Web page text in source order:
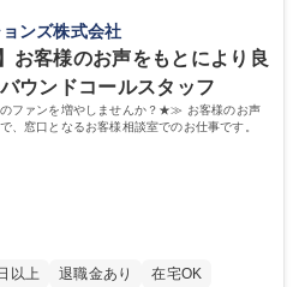
事務 ※未経験可
、能動的なサポート、改善の動きも期
トとして、チームに貢献し、結果的に
できます。平均19:30の退勤以降の業
ハリのある働き方となります。 学
大 語学力： 資格：
ンズ株式会社
お客様のお声をもとにより良
ウンドコールスタッフ
ファンを増やしませんか？★≫ お客様のお声
、窓口となるお客様相談室でのお仕事です。
以上 退職金あり 在宅OK